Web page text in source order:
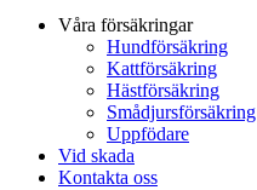
Våra försäkringar
Hundförsäkring
Kattförsäkring
Hästförsäkring
Smådjursförsäkring
Uppfödare
Vid skada
Kontakta oss